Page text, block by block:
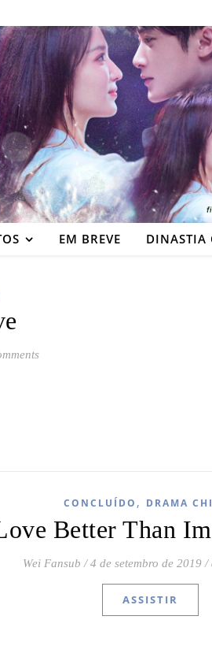
EM BREVE DINASTIA
CONCLUÍDO , DRAMA
Better Than
Wei Fansub / 4 de setembro de 2019 /
ASSISTIR